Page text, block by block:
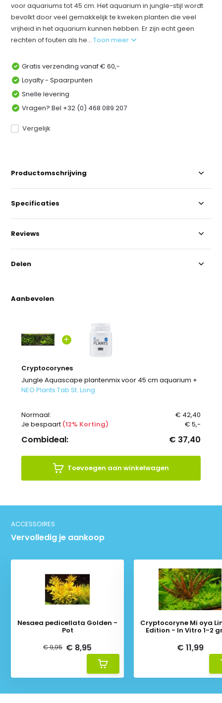
voor aquariums tot 45 cm. Het aquarium in jungle-stijl wordt
bevolkt door veel gemakkelijk te kweken planten die veel
vrijheid in het aquarium kunnen hebben. Er zijn echt geen
rechten of fouten als he...Toon meer
Gratis verzending vanaf € 60,-
Loyalty - Spaarpunten
Snelle levering
Vragen? Bel +32 (0) 468 089 207
Vergelijk
Aanbevolen
Cryptocorynes
Jungle Aquascape plantenmix voor 45 cm aquarium +
NEO Plants Tab St. Long
Normaal:
€ 42,40
Je bespaart (12% Korting) € 5,-
Combideal: € 37,40
Toevoegen aan winkelwagen
Productomschrijving
Specificaties
Reviews
Delen
ACCESSOIRES
Vervolledig je aankoop
Nesaea pedicellata Golden -
Pot
€ 9,95 € 8,95
Cryptocoryne Mi oya
Edition - In Vitro 1-2
€ 11,99